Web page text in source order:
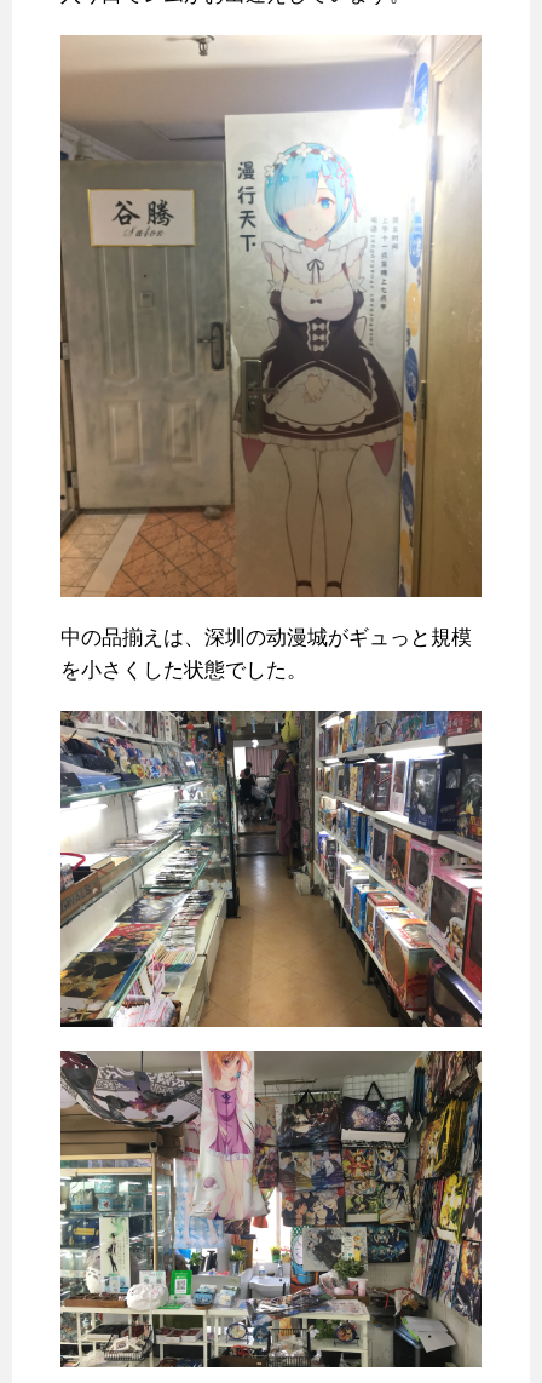
中の品揃えは、深圳の动漫城がギュっと規模
を小さくした状態でした。